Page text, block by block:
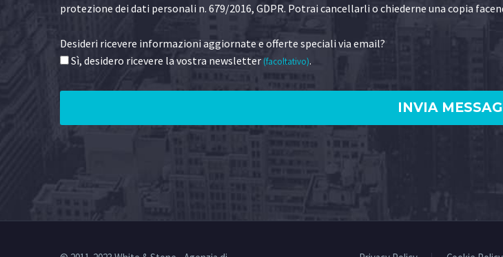
protezione dei dati personali n. 679/2016, GDPR. Potrai cancellarli o chiederne una copia
Desideri ricevere informazioni aggiornate e offerte speciali via email?
Sì, desidero ricevere la vostra newsletter(facoltativo).